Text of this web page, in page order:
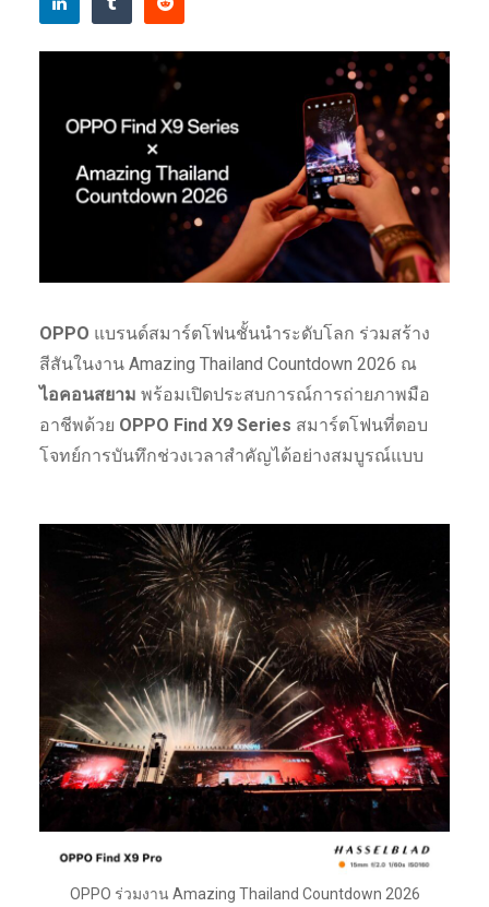
OPPO แบรนด์สมาร์ตโฟนชั้นนำระดับโลก ร่วมสร้าง
สีสันในงาน Amazing Thailand Countdown 2026 ณ
ไอคอนสยาม พร้อมเปิดประสบการณ์การถ่ายภาพมือ
อาชีพด้วย OPPO Find X9 Series สมาร์ตโฟนที่ตอบ
โจทย์การบันทึกช่วงเวลาสำคัญได้อย่างสมบูรณ์แบบ
OPPO ร่วมงาน Amazing Thailand Countdown 2026